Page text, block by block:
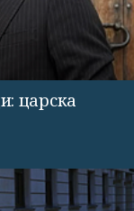
царска